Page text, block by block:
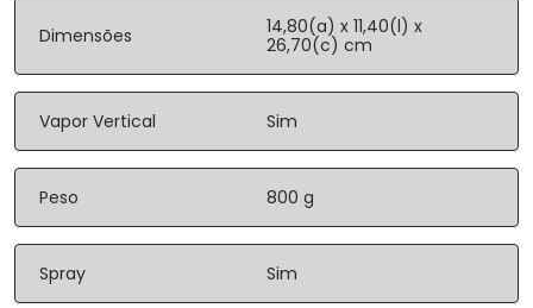
Dimensões
14,80(a) x 11,40(l) x
26,70(c) cm
Vapor Vertical Sim
Peso 800 g
Spray Sim